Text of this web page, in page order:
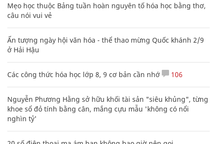
Mẹo học thuộc Bảng tuần hoàn nguyên tố hóa học bằng thơ,
câu nói vui vẻ
Ấn tượng ngày hội văn hóa - thể thao mừng Quốc khánh 2/9
ở Hải Hậu
Các công thức hóa học lớp 8, 9 cơ bản cần nhớ 106
Nguyễn Phương Hằng sở hữu khối tài sản "siêu khủng", từng
khoe sổ đỏ tính bằng cân, mắng cựu mẫu 'không có nổi
nghìn tỷ'